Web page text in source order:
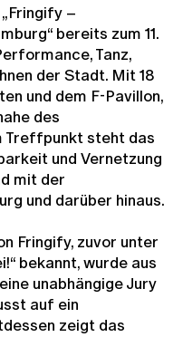
–
bereits zum 11.
Tanz,
der Stadt. Mit 18
und dem F-Pavillon,
des
Treffpunkt steht das
und Vernetzung
mit der
und darüber hinaus.
Fringify, zuvor unter
bekannt, wurde aus
unabhängige Jury
auf ein
zeigt das